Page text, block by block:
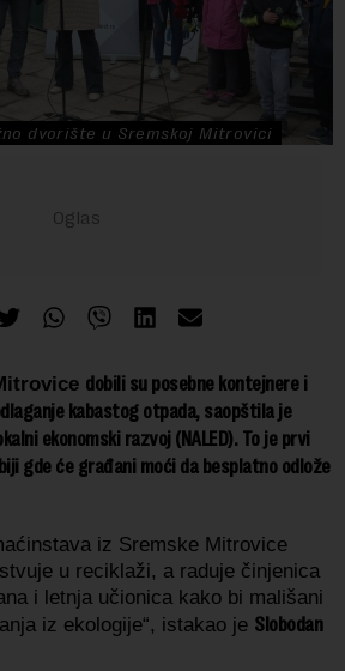
dvorište u Sremskoj Mitrovici
dobili su posebne kontejnere i
kabastog otpada, saopštila je
ekonomski razvoj (NALED). To je prvi
gde će građani moći da besplatno odlože
iz Sremske Mitrovice
u reciklaži, a raduje činjenica
i letnja učionica kako bi mališani
iz ekologije“, istakao je Slobodan